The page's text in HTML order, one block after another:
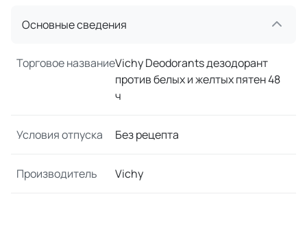
Основные сведения
Торговое названиеVichy Deodorants дезодорант
против белых и желтых пятен 48
ч
Условия отпуска Без рецепта
Производитель Vichy